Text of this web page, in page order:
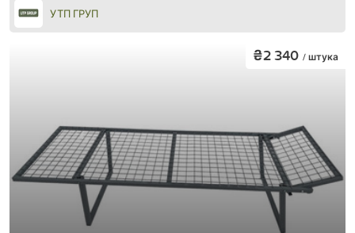
УТП ГРУП
₴2 340 / штука